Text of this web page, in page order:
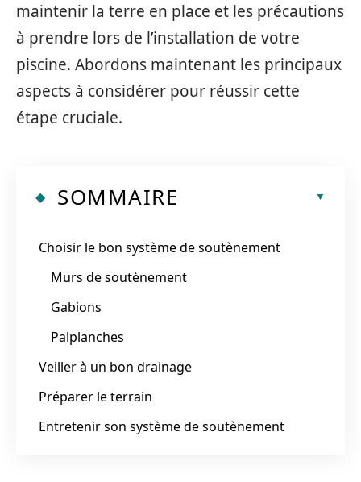
maintenir la terre en place et les précautions
à prendre lors de l’installation de votre
piscine. Abordons maintenant les principaux
aspects à considérer pour réussir cette
étape cruciale.
SOMMAIRE
Choisir le bon système de soutènement
Murs de soutènement
Gabions
Palplanches
Veiller à un bon drainage
Préparer le terrain
Entretenir son système de soutènement